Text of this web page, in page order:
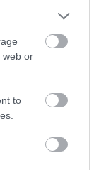
web or
to
στο